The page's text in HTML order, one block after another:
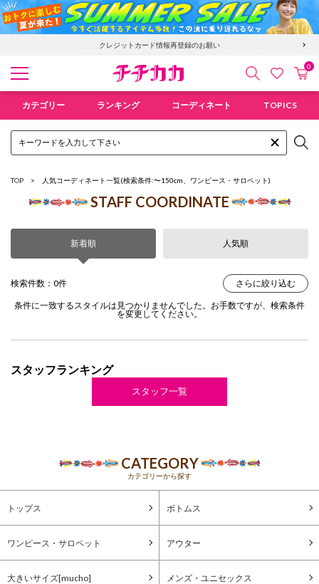
「GMO後払い」お支払い停滞時の回収手数料のご負担について
クレジットカード情報再登録のお願い
検索 お気にカ
0
カテゴリー ランキング コーディネート TOPICS
TOP 人気コーディネート一覧(検索条件:〜150cm、ワンピース・サロペット)
STAFF COORDINATE
新着順 人気順
検索件数：0件 さらに絞り込む
条件に一致するスタイルは見つかりませんでした。お手数ですが、検索条件
を変更してください。
スタッフランキング
スタッフ一覧
CATEGORY
カテゴリーから探す
トップス ボトムス
ワンピース・サロペット アウター
大きいサイズ[mucho] メンズ・ユニセックス